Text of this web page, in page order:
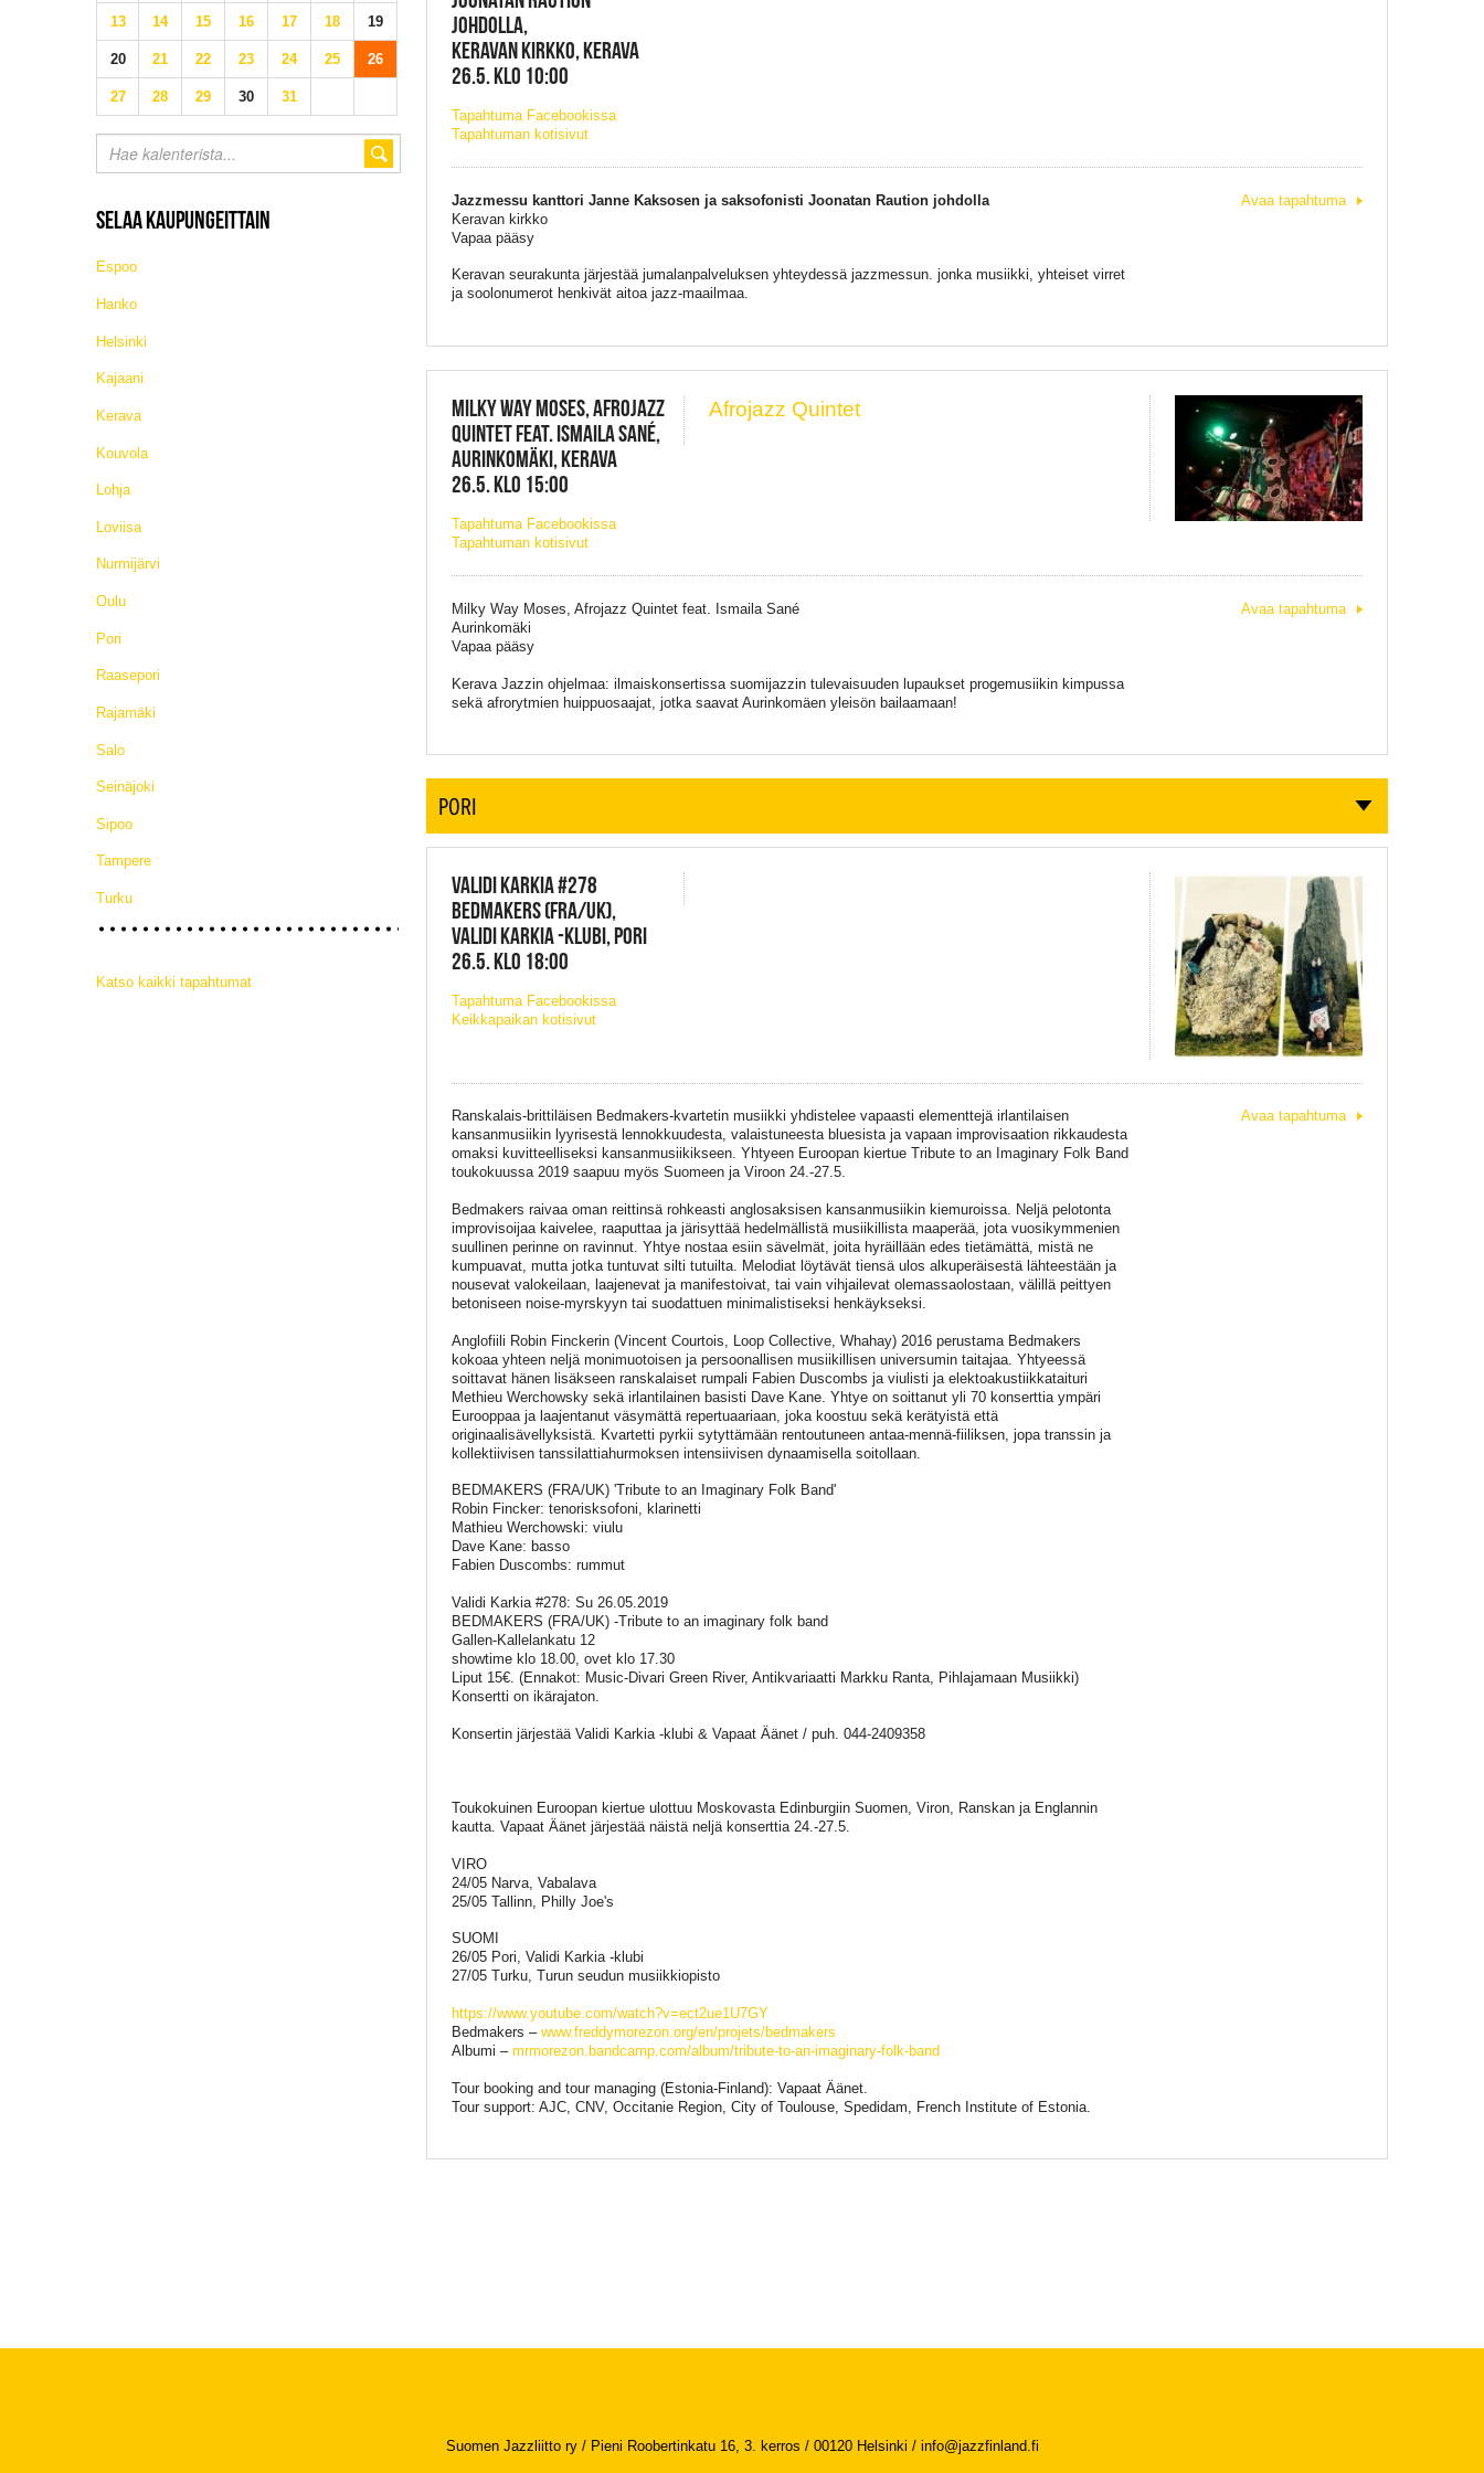
13 14 15 16 17 18 19
20 21 22 23 24 25 26
27 28 29 30 31
SELAA KAUPUNGEITTAIN
Espoo
Hanko
Helsinki
Kajaani
Kerava
Kouvola
Lohja
Loviisa
Nurmijärvi
Oulu
Pori
Raasepori
Rajamäki
Salo
Seinäjoki
Sipoo
Tampere
Turku
Katso kaikki tapahtumat
JOHDOLLA,
KERAVAN KIRKKO, KERAVA
26.5. KLO 10:00
Tapahtuma Facebookissa
Tapahtuman kotisivut
Jazzmessu kanttori Janne Kaksosen ja saksofonisti Joonatan Raution johdolla
Keravan kirkko
Vapaa pääsy
Keravan seurakunta järjestää jumalanpalveluksen yhteydessä jazzmessun. jonka musiikki, yhteiset virret
ja soolonumerot henkivät aitoa jazz-maailmaa.
Avaa tapahtuma
MILKY WAY MOSES, AFROJAZZ
QUINTET FEAT. ISMAILA SANÉ,
AURINKOMÄKI, KERAVA
26.5. KLO 15:00
Tapahtuma Facebookissa
Tapahtuman kotisivut
Afrojazz Quintet
Milky Way Moses, Afrojazz Quintet feat. Ismaila Sané
Aurinkomäki
Vapaa pääsy
Kerava Jazzin ohjelmaa: ilmaiskonsertissa suomijazzin tulevaisuuden lupaukset progemusiikin kimpussa
sekä afrorytmien huippuosaajat, jotka saavat Aurinkomäen yleisön bailaamaan!
Avaa tapahtuma
PORI
VALIDI KARKIA #278
BEDMAKERS (FRA/UK),
VALIDI KARKIA -KLUBI, PORI
26.5. KLO 18:00
Tapahtuma Facebookissa
Keikkapaikan kotisivut
Ranskalais-brittiläisen Bedmakers-kvartetin musiikki yhdistelee vapaasti elementtejä irlantilaisen
kansanmusiikin lyyrisestä lennokkuudesta, valaistuneesta bluesista ja vapaan improvisaation rikkaudesta
omaksi kuvitteelliseksi kansanmusiikikseen. Yhtyeen Euroopan kiertue Tribute to an Imaginary Folk Band
toukokuussa 2019 saapuu myös Suomeen ja Viroon 24.-27.5.
Bedmakers raivaa oman reittinsä rohkeasti anglosaksisen kansanmusiikin kiemuroissa. Neljä pelotonta
improvisoijaa kaivelee, raaputtaa ja järisyttää hedelmällistä musiikillista maaperää, jota vuosikymmenien
suullinen perinne on ravinnut. Yhtye nostaa esiin sävelmät, joita hyräillään edes tietämättä, mistä ne
kumpuavat, mutta jotka tuntuvat silti tutuilta. Melodiat löytävät tiensä ulos alkuperäisestä lähteestään ja
nousevat valokeilaan, laajenevat ja manifestoivat, tai vain vihjailevat olemassaolostaan, välillä peittyen
betoniseen noise-myrskyyn tai suodattuen minimalistiseksi henkäykseksi.
Anglofiili Robin Finckerin (Vincent Courtois, Loop Collective, Whahay) 2016 perustama Bedmakers
kokoaa yhteen neljä monimuotoisen ja persoonallisen musiikillisen universumin taitajaa. Yhtyeessä
soittavat hänen lisäkseen ranskalaiset rumpali Fabien Duscombs ja viulisti ja elektoakustiikkataituri
Methieu Werchowsky sekä irlantilainen basisti Dave Kane. Yhtye on soittanut yli 70 konserttia ympäri
Eurooppaa ja laajentanut väsymättä repertuaariaan, joka koostuu sekä kerätyistä että
originaalisävellyksistä. Kvartetti pyrkii sytyttämään rentoutuneen antaa-mennä-fiiliksen, jopa transsin ja
kollektiivisen tanssilattiahurmoksen intensiivisen dynaamisella soitollaan.
BEDMAKERS (FRA/UK) 'Tribute to an Imaginary Folk Band'
Robin Fincker: tenorisksofoni, klarinetti
Mathieu Werchowski: viulu
Dave Kane: basso
Fabien Duscombs: rummut
Validi Karkia #278: Su 26.05.2019
BEDMAKERS (FRA/UK) -Tribute to an imaginary folk band
Gallen-Kallelankatu 12
showtime klo 18.00, ovet klo 17.30
Liput 15€. (Ennakot: Music-Divari Green River, Antikvariaatti Markku Ranta, Pihlajamaan Musiikki)
Konsertti on ikärajaton.
Konsertin järjestää Validi Karkia -klubi & Vapaat Äänet / puh. 044-2409358
Toukokuinen Euroopan kiertue ulottuu Moskovasta Edinburgiin Suomen, Viron, Ranskan ja Englannin
kautta. Vapaat Äänet järjestää näistä neljä konserttia 24.-27.5.
VIRO
24/05 Narva, Vabalava
25/05 Tallinn, Philly Joe's
SUOMI
26/05 Pori, Validi Karkia -klubi
27/05 Turku, Turun seudun musiikkiopisto
https://www.youtube.com/watch?v=ect2ue1U7GY
Bedmakers – www.freddymorezon.org/en/projets/bedmakers
Albumi – mrmorezon.bandcamp.com/album/tribute-to-an-imaginary-folk-band
Tour booking and tour managing (Estonia-Finland): Vapaat Äänet.
Tour support: AJC, CNV, Occitanie Region, City of Toulouse, Spedidam, French Institute of Estonia.
Avaa tapahtuma
Suomen Jazzliitto ry / Pieni Roobertinkatu 16, 3. kerros / 00120 Helsinki / info@jazzfinland.fi